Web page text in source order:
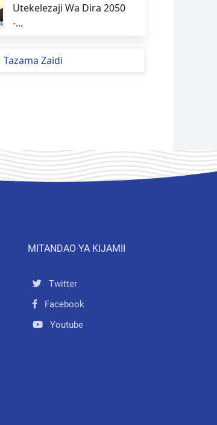
Utekelezaji Wa Dira 2050
-...
Tazama Zaidi
MITANDAO YA KIJAMII
Twitter
Facebook
Youtube